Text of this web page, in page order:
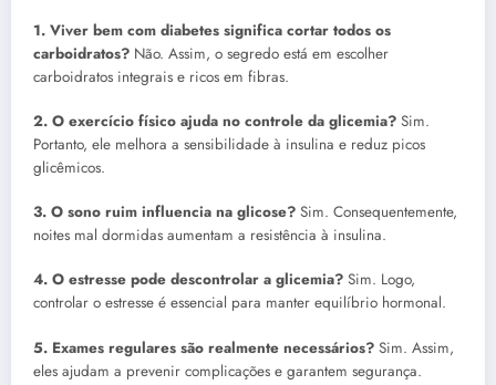
1. Viver bem com diabetes significa cortar todos os
carboidratos? Não. Assim, o segredo está em escolher
carboidratos integrais e ricos em fibras.
2. O exercício físico ajuda no controle da glicemia? Sim.
Portanto, ele melhora a sensibilidade à insulina e reduz picos
glicêmicos.
3. O sono ruim influencia na glicose? Sim. Consequentemente,
noites mal dormidas aumentam a resistência à insulina.
4. O estresse pode descontrolar a glicemia? Sim. Logo,
controlar o estresse é essencial para manter equilíbrio hormonal.
5. Exames regulares são realmente necessários? Sim. Assim,
eles ajudam a prevenir complicações e garantem segurança.